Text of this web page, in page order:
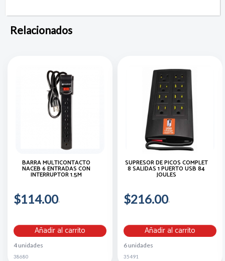
Relacionados
BARRA MULTICONTACTO
NACEB 6 ENTRADAS CON
INTERRUPTOR 1.5M
$114.00
Añadir al carrito
4 unidades
38680
SUPRESOR DE PICOS COMPLET
8 SALIDAS 1 PUERTO USB 84
JOULES
$216.00
Añadir al carrito
6 unidades
35491